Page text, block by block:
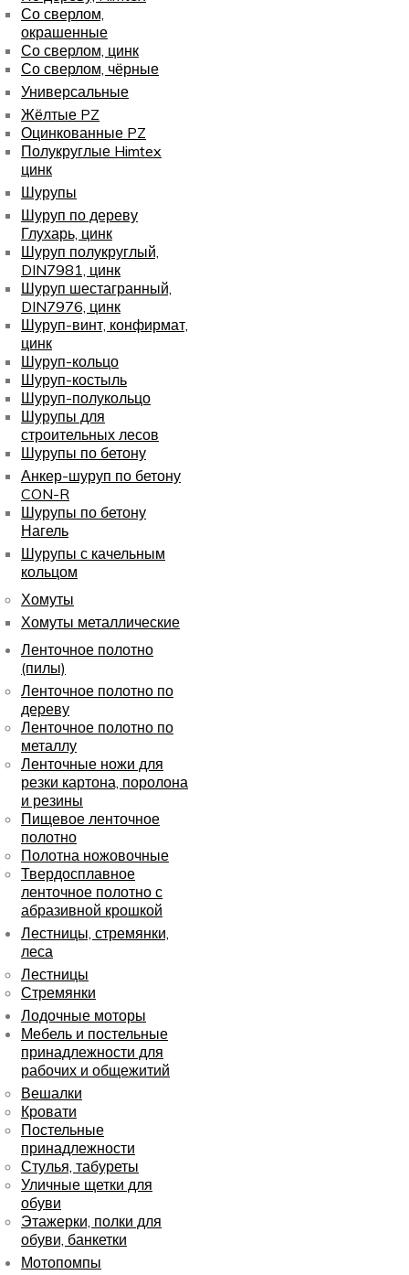
Со сверлом,
окрашенные
Со сверлом, цинк
Со сверлом, чёрные
Универсальные
Жёлтые PZ
Оцинкованные PZ
Полукруглые Himtex
цинк
Шурупы
Шуруп по дереву
Глухарь, цинк
Шуруп полукруглый,
DIN7981, цинк
Шуруп шестагранный,
DIN7976, цинк
Шуруп-винт, конфирмат,
цинк
Шуруп-кольцо
Шуруп-костыль
Шуруп-полукольцо
Шурупы для
строительных лесов
Шурупы по бетону
Анкер-шуруп по бетону
CON-R
Шурупы по бетону
Нагель
Шурупы с качельным
кольцом
Хомуты
Хомуты металлические
Ленточное полотно
(пилы)
Ленточное полотно по
дереву
Ленточное полотно по
металлу
Ленточные ножи для
резки картона, поролона
и резины
Пищевое ленточное
полотно
Полотна ножовочные
Твердосплавное
ленточное полотно с
абразивной крошкой
Лестницы, стремянки,
леса
Лестницы
Стремянки
Лодочные моторы
Мебель и постельные
принадлежности для
рабочих и общежитий
Вешалки
Кровати
Постельные
принадлежности
Стулья, табуреты
Уличные щетки для
обуви
Этажерки, полки для
обуви, банкетки
Мотопомпы